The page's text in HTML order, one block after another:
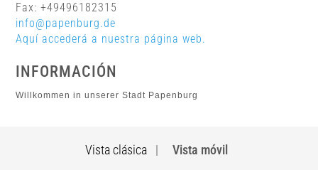
Fax: +49496182315
info@papenburg.de
Aquí accederá a nuestra página web.
INFORMACIÓN
Willkommen in unserer Stadt Papenburg
Vista clásica| Vista móvil